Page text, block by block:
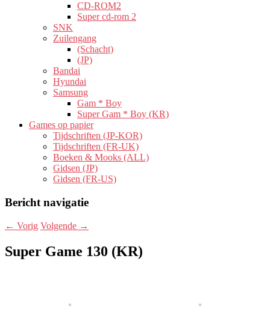
CD-ROM2
Super cd-rom 2
SNK
Zuilengang
(Schacht)
(JP)
Bandai
Hyundai
Samsung
Gam * Boy
Super Gam * Boy (KR)
Games op papier
Tijdschriften (JP-KOR)
Tijdschriften (FR-UK)
Boeken & Mooks (ALL)
Gidsen (JP)
Gidsen (FR-US)
Bericht navigatie
← Vorig Volgende →
Super Game 130 (KR)